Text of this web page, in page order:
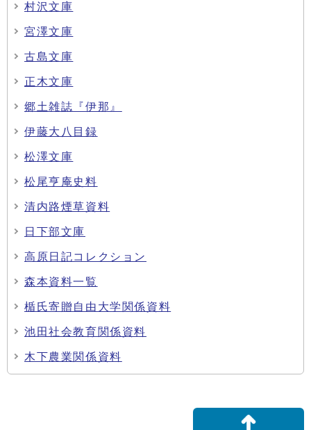
村沢文庫
宮澤文庫
古島文庫
正木文庫
郷土雑誌『伊那』
伊藤大八目録
松澤文庫
松尾亨庵史料
清内路煙草資料
日下部文庫
高原日記コレクション
森本資料一覧
楯氏寄贈自由大学関係資料
池田社会教育関係資料
木下農業関係資料